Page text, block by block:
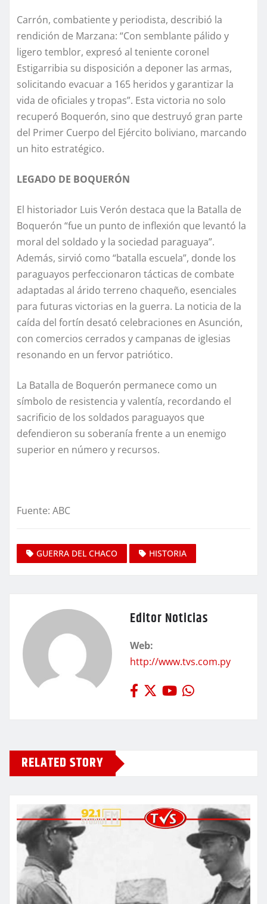
Carrón, combatiente y periodista, describió la
rendición de Marzana: “Con semblante pálido y
ligero temblor, expresó al teniente coronel
Estigarribia su disposición a deponer las armas,
solicitando evacuar a 165 heridos y garantizar la
vida de oficiales y tropas”. Esta victoria no solo
recuperó Boquerón, sino que destruyó gran parte
del Primer Cuerpo del Ejército boliviano, marcando
un hito estratégico.
LEGADO DE BOQUERÓN
El historiador Luis Verón destaca que la Batalla de
Boquerón “fue un punto de inflexión que levantó la
moral del soldado y la sociedad paraguaya”.
Además, sirvió como “batalla escuela”, donde los
paraguayos perfeccionaron tácticas de combate
adaptadas al árido terreno chaqueño, esenciales
para futuras victorias en la guerra. La noticia de la
caída del fortín desató celebraciones en Asunción,
con comercios cerrados y campanas de iglesias
resonando en un fervor patriótico.
La Batalla de Boquerón permanece como un
símbolo de resistencia y valentía, recordando el
sacrificio de los soldados paraguayos que
defendieron su soberanía frente a un enemigo
superior en número y recursos.
Fuente: ABC
GUERRA DEL CHACO HISTORIA
Editor Noticias
Web:
http://www.tvs.com.py
RELATED STORY